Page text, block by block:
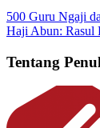
500 Guru Ngaji
Haji Abun: Rasul
Tentang